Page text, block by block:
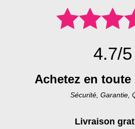
4.7/5
Achetez en
Sécurité, Garantie,
Livraison